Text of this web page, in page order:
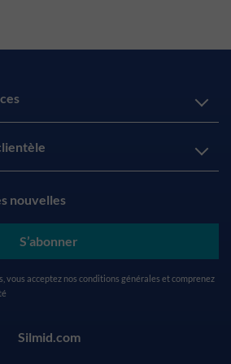
nouvelles
S’abonner
vous acceptez nos conditions générales et comprenez
Silmid.com